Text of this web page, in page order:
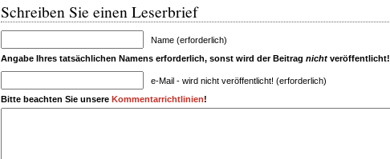
Schreiben Sie einen Leserbrief
Name (erforderlich)
Angabe Ihres tatsächlichen Namens erforderlich, sonst wird der Beitrag nicht veröffentlicht!
e-Mail - wird nicht veröffentlicht! (erforderlich)
Bitte beachten Sie unsere Kommentarrichtlinien!